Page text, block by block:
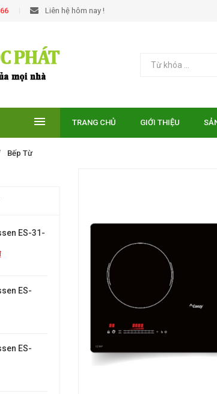
Liên hệ hôm nay !
TRANG CHỦ GIỚI THIỆU
Bếp Từ
ES-31-
ES-
ES-
T210NOTE
9.299.000
Bếp điện từ Faster
FS218CIH
MÁY HÚT MÙI KÍNH CONG
KF-GB705/GB905